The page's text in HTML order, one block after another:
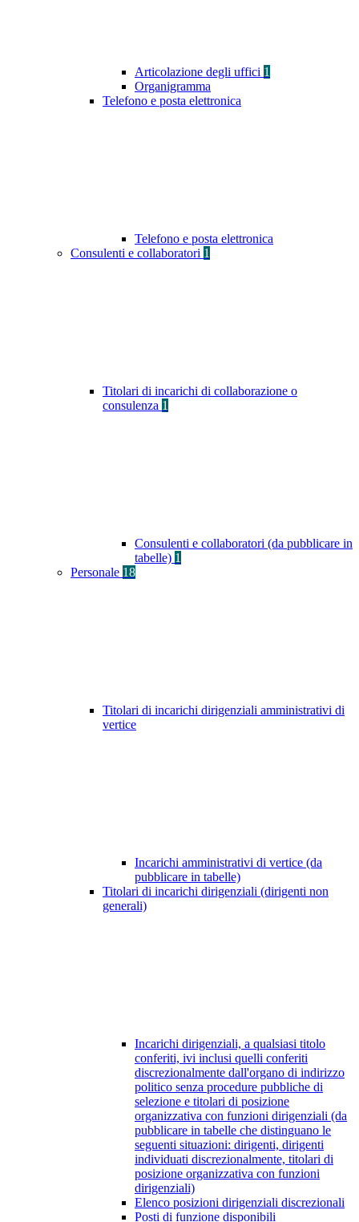
Articolazione degli uffici 1
Organigramma
Telefono e posta elettronica
Telefono e posta elettronica
Consulenti e collaboratori 1
Titolari di incarichi di collaborazione o
consulenza 1
Consulenti e collaboratori (da pubblicare in
tabelle) 1
Personale 18
Titolari di incarichi dirigenziali amministrativi di
vertice
Incarichi amministrativi di vertice (da
pubblicare in tabelle)
Titolari di incarichi dirigenziali (dirigenti non
generali)
Incarichi dirigenziali, a qualsiasi titolo
conferiti, ivi inclusi quelli conferiti
discrezionalmente dall'organo di indirizzo
politico senza procedure pubbliche di
selezione e titolari di posizione
organizzativa con funzioni dirigenziali (da
pubblicare in tabelle che distinguano le
seguenti situazioni: dirigenti, dirigenti
individuati discrezionalmente, titolari di
posizione organizzativa con funzioni
dirigenziali)
Elenco posizioni dirigenziali discrezionali
Posti di funzione disponibili